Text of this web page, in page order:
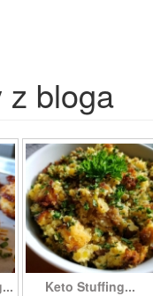
z bloga
Keto Stuffing...